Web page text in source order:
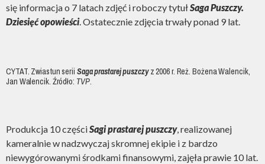
się informacja o 7 latach zdjęć i roboczy tytułSaga Puszczy.
Dziesięć opowieści. Ostatecznie zdjęcia trwały ponad 9 lat.
CYTAT. Zwiastun serii Saga prastarej puszczyz 2006 r. Reż. Bożena Walencik,
Jan Walencik. Źródło: TVP.
Produkcja 10 częściSagi prastarej puszczy, realizowanej
kameralnie w nadzwyczaj skromnej ekipie i z bardzo
niewygórowanymi środkami finansowymi, zajęła prawie 10 lat.